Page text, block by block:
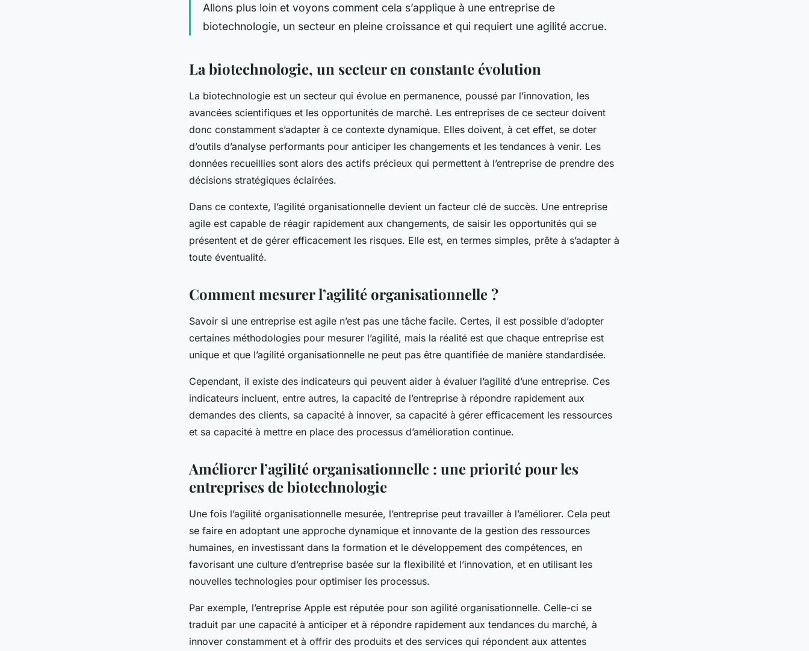
Allons plus loin et voyons comment cela s’applique à une entreprise de
biotechnologie, un secteur en pleine croissance et qui requiert une agilité accrue.
La biotechnologie, un secteur en constante évolution
La biotechnologie est un secteur qui évolue en permanence, poussé par l’innovation, les
avancées scientifiques et les opportunités de marché. Les entreprises de ce secteur doivent
donc constamment s’adapter à ce contexte dynamique. Elles doivent, à cet effet, se doter
d’outils d’analyse performants pour anticiper les changements et les tendances à venir. Les
données recueillies sont alors des actifs précieux qui permettent à l’entreprise de prendre des
décisions stratégiques éclairées.
Dans ce contexte, l’agilité organisationnelle devient un facteur clé de succès. Une entreprise
agile est capable de réagir rapidement aux changements, de saisir les opportunités qui se
présentent et de gérer efficacement les risques. Elle est, en termes simples, prête à s’adapter à
toute éventualité.
Comment mesurer l’agilité organisationnelle ?
Savoir si une entreprise est agile n’est pas une tâche facile. Certes, il est possible d’adopter
certaines méthodologies pour mesurer l’agilité, mais la réalité est que chaque entreprise est
unique et que l’agilité organisationnelle ne peut pas être quantifiée de manière standardisée.
Cependant, il existe des indicateurs qui peuvent aider à évaluer l’agilité d’une entreprise. Ces
indicateurs incluent, entre autres, la capacité de l’entreprise à répondre rapidement aux
demandes des clients, sa capacité à innover, sa capacité à gérer efficacement les ressources
et sa capacité à mettre en place des processus d’amélioration continue.
Améliorer l’agilité organisationnelle : une priorité pour les
entreprises de biotechnologie
Une fois l’agilité organisationnelle mesurée, l’entreprise peut travailler à l’améliorer. Cela peut
se faire en adoptant une approche dynamique et innovante de la gestion des ressources
humaines, en investissant dans la formation et le développement des compétences, en
favorisant une culture d’entreprise basée sur la flexibilité et l’innovation, et en utilisant les
nouvelles technologies pour optimiser les processus.
Par exemple, l’entreprise Apple est réputée pour son agilité organisationnelle. Celle-ci se
traduit par une capacité à anticiper et à répondre rapidement aux tendances du marché, à
innover constamment et à offrir des produits et des services qui répondent aux attentes